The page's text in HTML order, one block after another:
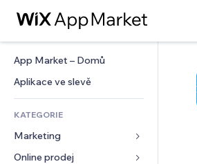
App Market – Domů
Aplikace ve slevě
KATEGORIE
Marketing
Reklamy
Online prodej